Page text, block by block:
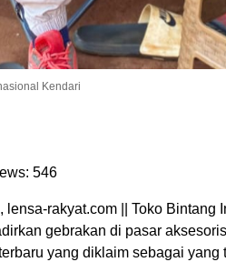
Kendari
546
lensa-rakyat.com || Toko Bintang
gebrakan di pasar
yang diklaim sebagai yang